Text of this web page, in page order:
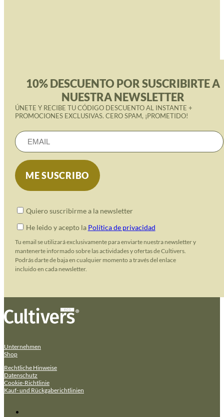
10% DESCUENTO POR SUSCRIBIRTE A
NUESTRA NEWSLETTER
ÚNETE Y RECIBE TU CÓDIGO DESCUENTO AL INSTANTE +
PROMOCIONES EXCLUSIVAS. CERO SPAM, ¡PROMETIDO!
Quiero suscribirme a la newsletter
He leido y acepto la Política de privacidad
Tu email se utilizará exclusivamente para enviarte nuestra newsletter y
mantenerte informado sobre las actividades y ofertas de Cultivers.
Podrás darte de baja en cualquier momento a través del enlace
incluido en cada newsletter.
Unternehmen
Shop
Rechtliche Hinweise
Datenschutz
Cookie-Richtlinie
Kauf- und Rückgaberichtlinien